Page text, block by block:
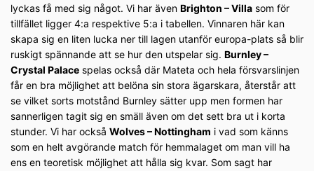
lyckas få med sig något. Vi har även Brighton – Villa som för
tillfället ligger 4:a respektive 5:a i tabellen. Vinnaren här kan
skapa sig en liten lucka ner till lagen utanför europa-plats så blir
ruskigt spännande att se hur den utspelar sig. Burnley –
Crystal Palace spelas också där Mateta och hela försvarslinjen
får en bra möjlighet att belöna sin stora ägarskara, återstår att
se vilket sorts motstånd Burnley sätter upp men formen har
sannerligen tagit sig en smäll även om det sett bra ut i korta
stunder. Vi har också Wolves – Nottingham i vad som känns
som en helt avgörande match för hemmalaget om man vill ha
ens en teoretisk möjlighet att hålla sig kvar. Som sagt har